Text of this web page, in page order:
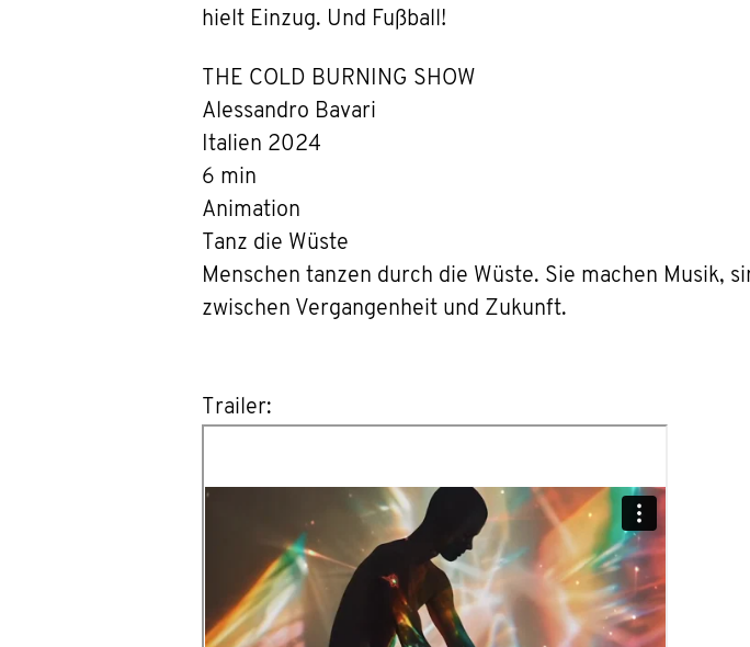
hielt Einzug. Und Fußball!
THE COLD BURNING SHOW
Alessandro Bavari
Italien 2024
6 min
Animation
Tanz die Wüste
Menschen tanzen durch die Wüste. Sie machen Musik,
zwischen Vergangenheit und Zukunft.
Trailer: